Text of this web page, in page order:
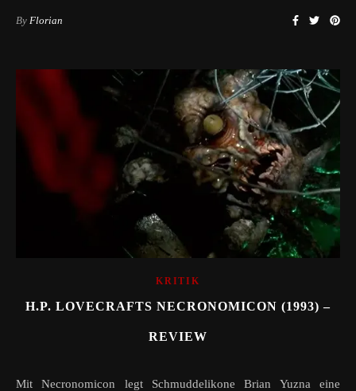
By Florian
KRITIK
H.P. LOVECRAFTS NECRONOMICON (1993) –
REVIEW
Mit Necronomicon legt Schmuddelikone Brian Yuzna eine